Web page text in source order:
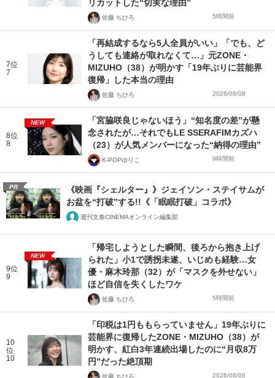
リカットした“切実な理由”
佐藤 ちひろ 5時間前
7位
7
「再結成するなら5人全員がいい」「でも、ど
うしても連絡が取れなくて…」元ZONE・
MIZUHO（38）が明かす「19年ぶりに芸能界
復帰」した本当の理由
佐藤 ちひろ 2026/08/08
8位
8
NEW
「宮脇咲良じゃないほう」“知名度の差”が懸
念されたが…それでもLE SSERAFIMカズハ
（23）が人気メンバーになった“納得の理由”
K-POPゆりこ 9時間前
PR
《映画『シェルター』》ジェイソン・ステイサムが
お盆を“打破”する!!《「眠眠打破」コラボ》
週刊文春CINEMAオンライン編集部
9位
9
NEW
「帰宅しようとした瞬間、後ろから抱き上げ
られた」小1で誘拐未遂、いじめも経験…女
優・麻木玲那（32）が「マスクを外せない」
ほど自信を失くしたワケ
佐藤 ちひろ 5時間前
10
位
10
「印税は1円ももらっていません」19年ぶりに
芸能界に復帰したZONE・MIZUHO（38）が
明かす、紅白3年連続出場したのに“月収8万
円”だった絶頂期
佐藤 ちひろ 2026/08/08